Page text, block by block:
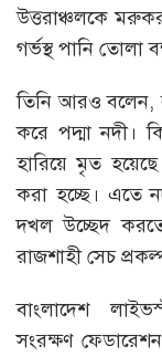
উত্তরাঞ্চলকে
গর্ভস্থ পানি তোলা
তিনি আরও বলেন,
করে পদ্মা নদী।
হারিয়ে মৃত
করা হচ্ছে। এতে
দখল উচ্ছেদ করতে
রাজশাহী সেচ
বাংলাদেশ
সংরক্ষণ